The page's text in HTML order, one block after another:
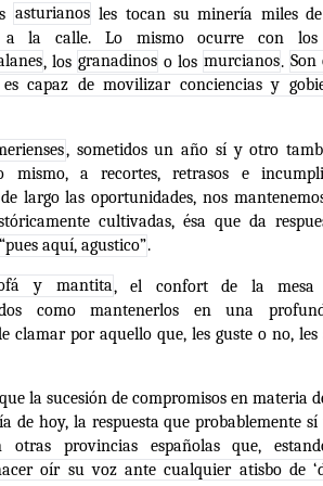
asturianos les tocan su minería miles
a la calle. Lo mismo ocurre con los
, los granadinos o los murcianos. Son
capaz de movilizar conciencias y
, sometidos un año sí y otro
a recortes, retrasos e
largo las oportunidades, nos
cultivadas, ésa que da
aquí, agustico”.
y mantita, el confort de la mesa
como mantenerlos en una
clamar por aquello que, les guste o no, les
la sucesión de compromisos en materia
de hoy, la respuesta que probablemente
provincias españolas que,
oír su voz ante cualquier atisbo de